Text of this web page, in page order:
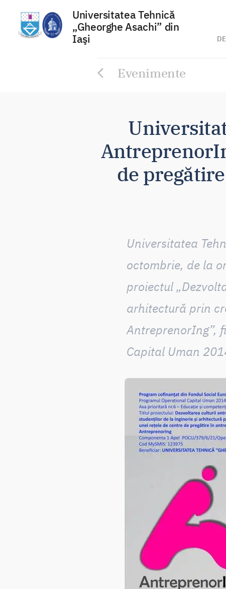
Universitatea Tehnică
„Gheorghe Asachi” din
Iaşi
Evenimente
de
Universitatea
octombrie, de la
proiectul
arhitectură prin
AntreprenorIng”,
Capital Uman